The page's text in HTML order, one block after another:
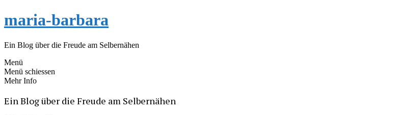
maria-barbara
Ein Blog über die Freude am Selbernähen
Menü
Menü schiessen
Mehr Info
Ein Blog über die Freude am Selbernähen